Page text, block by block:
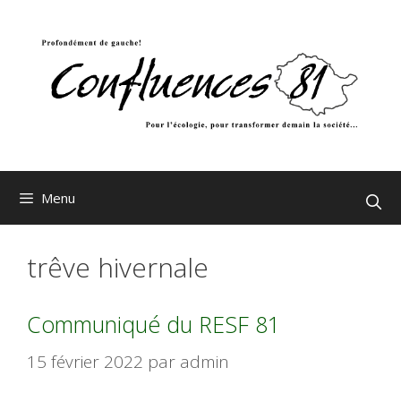
Menu
trêve hivernale
Communiqué du RESF 81
15 février 2022 par admin